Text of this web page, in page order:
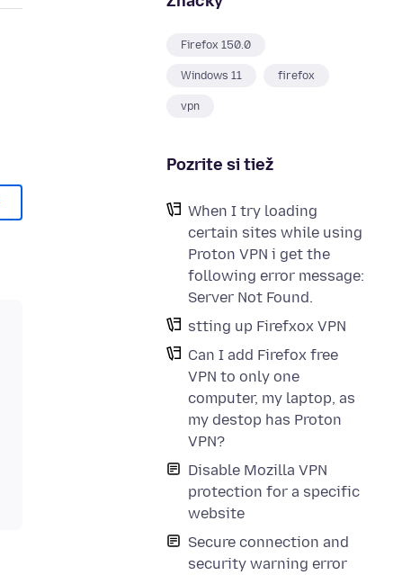
Firefox 150.0
Windows 11 firefox
vpn
Pozrite si tiež
When I try loading
certain sites while using
Proton VPN i get the
following error message:
Server Not Found.
stting up Firefxox VPN
Can I add Firefox free
VPN to only one
computer, my laptop, as
my destop has Proton
VPN?
Disable Mozilla VPN
protection for a specific
website
Secure connection and
security warning error